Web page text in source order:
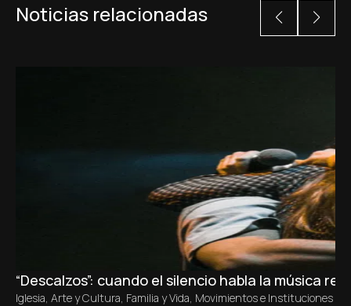
Noticias relacionadas
“Descalzos”: cuando el silencio habla la música
Iglesia, Arte y Cultura, Familia y Vida, Movimientos e Instituciones